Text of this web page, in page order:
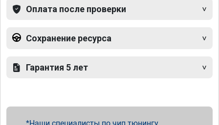
Оплата после проверки
Сохранение ресурса
Гарантия 5 лет